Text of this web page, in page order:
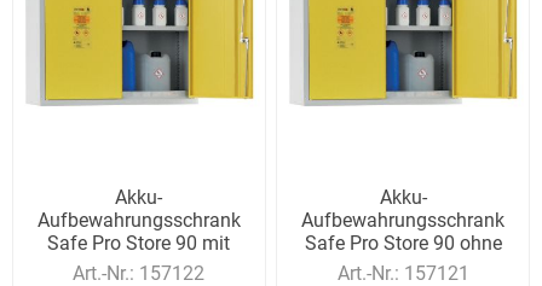
Akku-
Aufbewahrungsschrank
Safe Pro Store 90 mit
Löschsystem
Art.-Nr.: 157122
Akku-
Aufbewahrungsschrank
Safe Pro Store 90 ohne
Löschsystem
Art.-Nr.: 157121